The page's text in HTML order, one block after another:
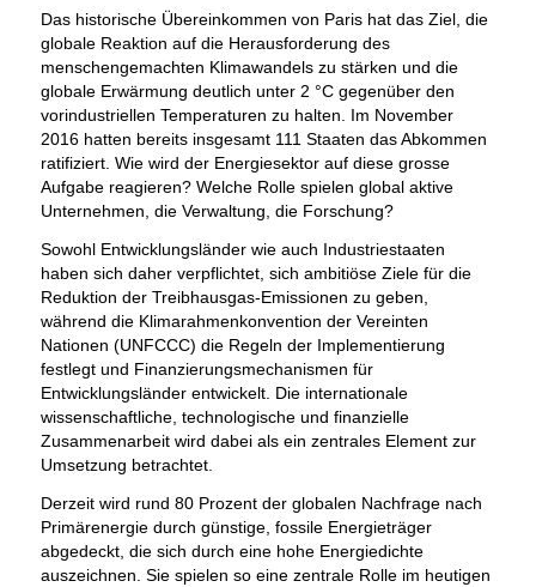
Das historische Übereinkommen von Paris hat das Ziel, die
globale Reaktion auf die Herausforderung des
menschengemachten Klimawandels zu stärken und die
globale Erwärmung deutlich unter 2 °C gegenüber den
vorindustriellen Temperaturen zu halten. Im November
2016 hatten bereits insgesamt 111 Staaten das Abkommen
ratifiziert. Wie wird der Energiesektor auf diese grosse
Aufgabe reagieren? Welche Rolle spielen global aktive
Unternehmen, die Verwaltung, die Forschung?
Sowohl Entwicklungsländer wie auch Industriestaaten
haben sich daher verpflichtet, sich ambitiöse Ziele für die
Reduktion der Treibhausgas-Emissionen zu geben,
während die Klimarahmenkonvention der Vereinten
Nationen (UNFCCC) die Regeln der Implementierung
festlegt und Finanzierungsmechanismen für
Entwicklungsländer entwickelt. Die internationale
wissenschaftliche, technologische und finanzielle
Zusammenarbeit wird dabei als ein zentrales Element zur
Umsetzung betrachtet.
Derzeit wird rund 80 Prozent der globalen Nachfrage nach
Primärenergie durch günstige, fossile Energieträger
abgedeckt, die sich durch eine hohe Energiedichte
auszeichnen. Sie spielen so eine zentrale Rolle im heutigen